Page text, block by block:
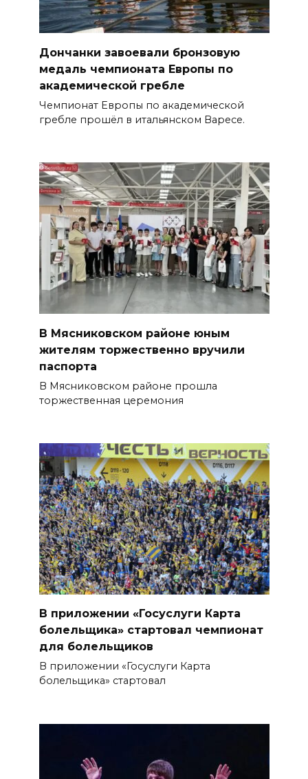
Дончанки завоевали бронзовую
медаль чемпионата Европы по
академической гребле
Чемпионат Европы по академической
гребле прошёл в итальянском Варесе.
В Мясниковском районе юным
жителям торжественно вручили
паспорта
В Мясниковском районе прошла
торжественная церемония
В приложении «Госуслуги Карта
болельщика» стартовал чемпионат
для болельщиков
В приложении «Госуслуги Карта
болельщика» стартовал